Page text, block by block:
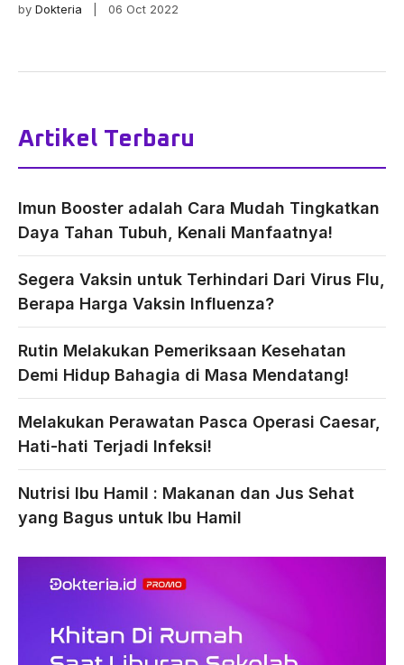
by Dokteria | 06 Oct 2022
Artikel Terbaru
Imun Booster adalah Cara Mudah Tingkatkan
Daya Tahan Tubuh, Kenali Manfaatnya!
Segera Vaksin untuk Terhindari Dari Virus Flu,
Berapa Harga Vaksin Influenza?
Rutin Melakukan Pemeriksaan Kesehatan
Demi Hidup Bahagia di Masa Mendatang!
Melakukan Perawatan Pasca Operasi Caesar,
Hati-hati Terjadi Infeksi!
Nutrisi Ibu Hamil : Makanan dan Jus Sehat
yang Bagus untuk Ibu Hamil